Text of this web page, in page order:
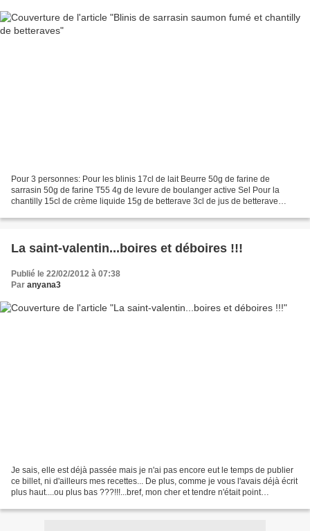
Pour 3 personnes: Pour les blinis 17cl de lait Beurre 50g de farine de
sarrasin 50g de farine T55 4g de levure de boulanger active Sel Pour la
chantilly 15cl de crème liquide 15g de betterave 3cl de jus de betterave
La saint-valentin...boires et déboires !!!
Publié le 22/02/2012 à 07:38
Par anyana3
Je sais, elle est déjà passée mais je n'ai pas encore eut le temps de publier
ce billet, ni d'ailleurs mes recettes... De plus, comme je vous l'avais déjà écrit
plus haut....ou plus bas ???!!!...bref, mon cher et tendre n'était point